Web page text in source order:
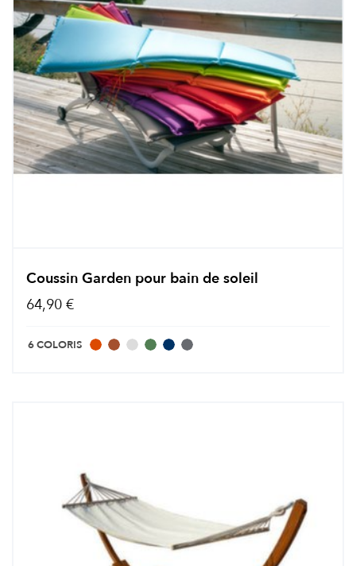
Coussin Garden pour bain de soleil
64,90 €
6 COLORIS